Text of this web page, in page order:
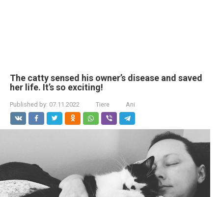
The catty sensed his owner’s disease and saved
her life. It’s so exciting!
Published by: 07.11.2022 Tiere Ani